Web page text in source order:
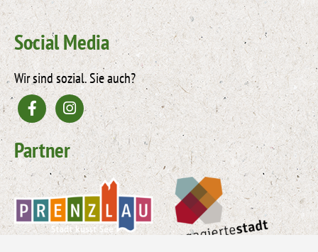
Social Media
Wir sind sozial. Sie auch?
Partner